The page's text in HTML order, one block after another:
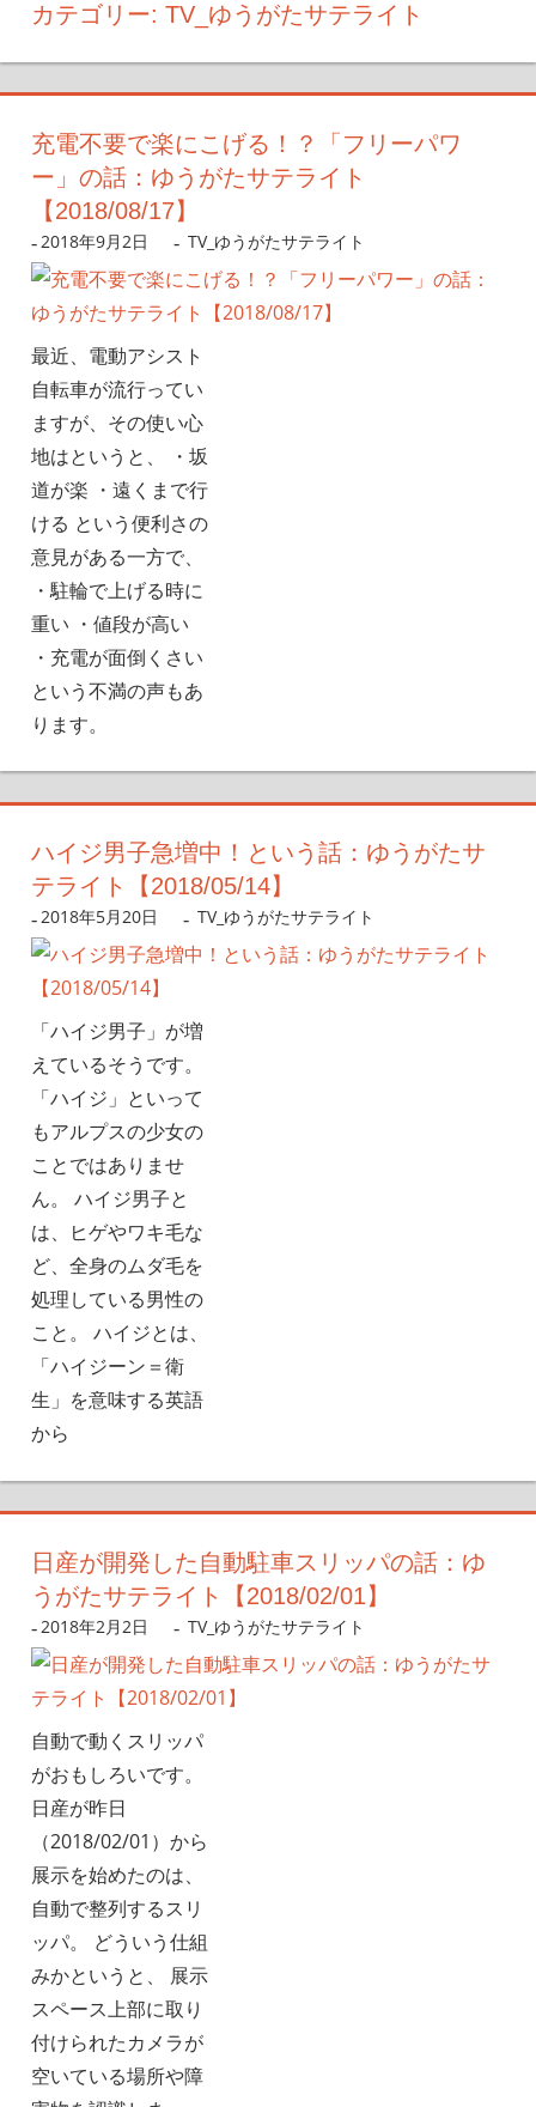
カテゴリー: TV_ゆうがたサテライト
充電不要で楽にこげる！？「フリーパワ
ー」の話：ゆうがたサテライト
【2018/08/17】
2018年9月2日 nanigoto
TV_ゆうがたサテライト
最近、電動アシスト
自転車が流行ってい
ますが、その使い心
地はというと、 ・坂
道が楽 ・遠くまで行
ける という便利さの
意見がある一方で、
・駐輪で上げる時に
重い ・値段が高い
・充電が面倒くさい
という不満の声もあ
ります。
ハイジ男子急増中！という話：ゆうがたサ
テライト【2018/05/14】
2018年5月20日 nanigoto
TV_ゆうがたサテライト
「ハイジ男子」が増
えているそうです。
「ハイジ」といって
もアルプスの少女の
ことではありませ
ん。 ハイジ男子と
は、ヒゲやワキ毛な
ど、全身のムダ毛を
処理している男性の
こと。 ハイジとは、
「ハイジーン＝衛
生」を意味する英語
から
日産が開発した自動駐車スリッパの話：ゆ
うがたサテライト【2018/02/01】
2018年2月2日 nanigoto
TV_ゆうがたサテライト
自動で動くスリッパ
がおもしろいです。
日産が昨日
（2018/02/01）から
展示を始めたのは、
自動で整列するスリ
ッパ。 どういう仕組
みかというと、 展示
スペース上部に取り
付けられたカメラが
空いている場所や障